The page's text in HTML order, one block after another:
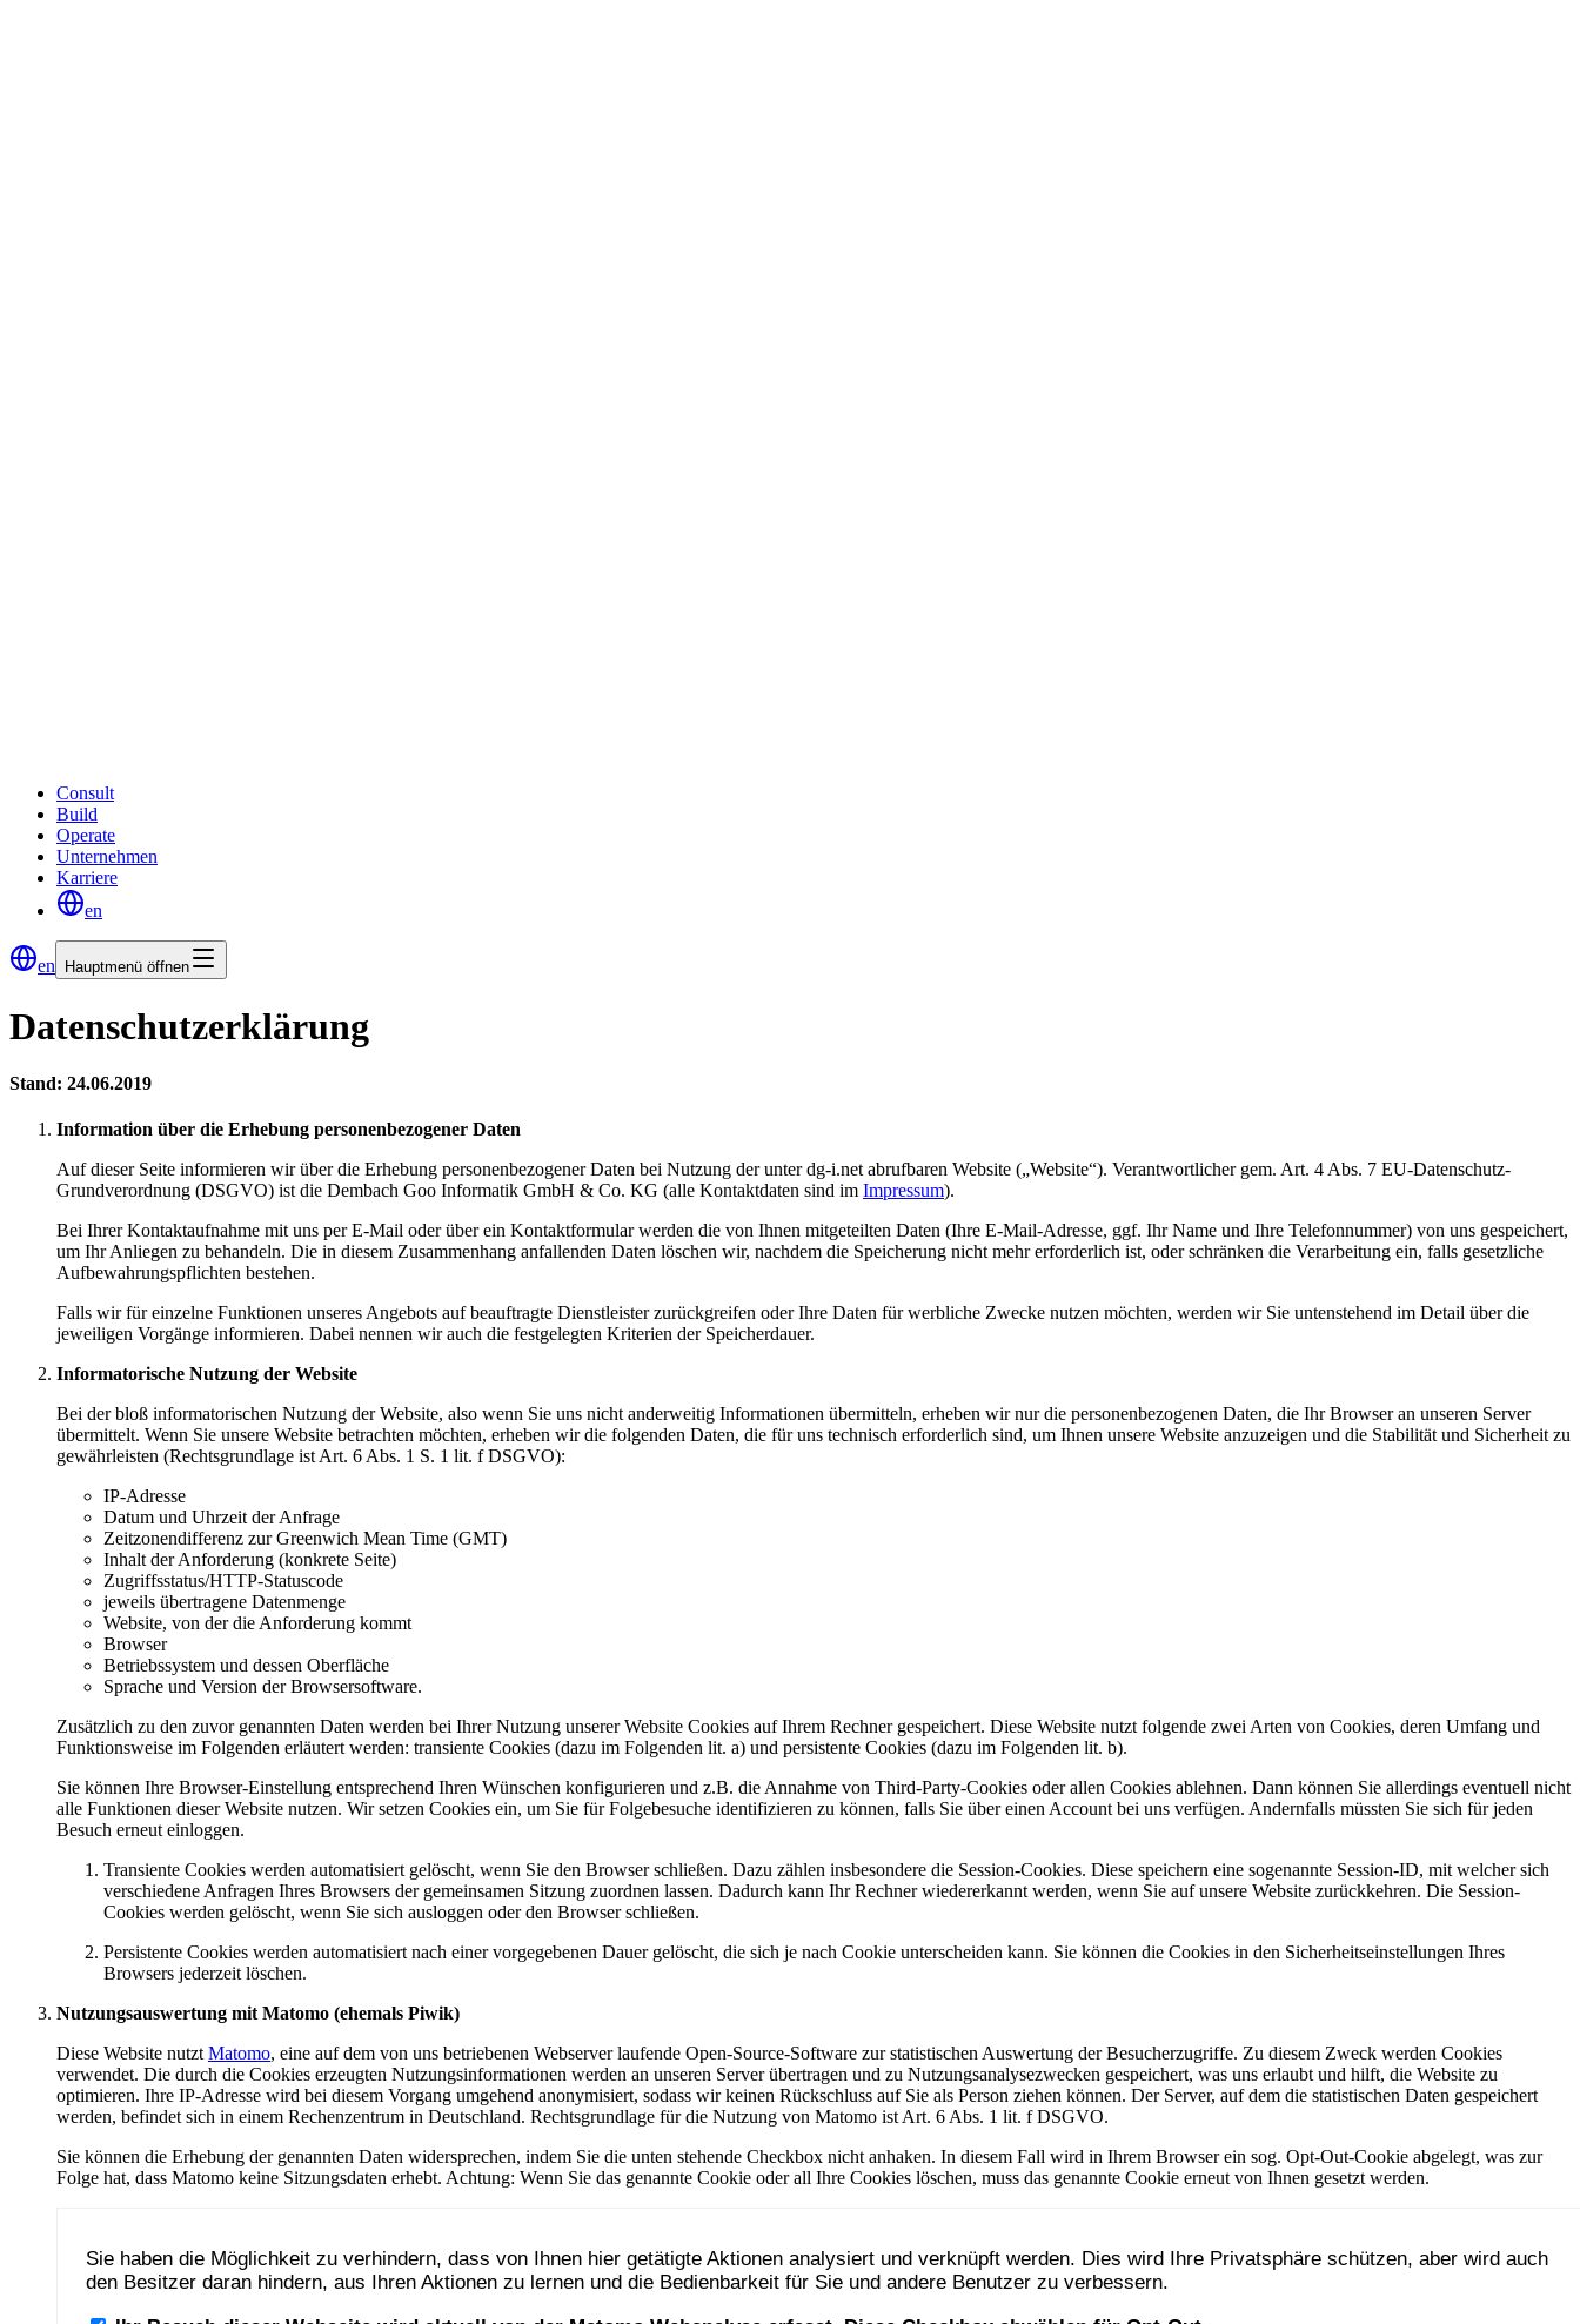
Consult
Build
Operate
Unternehmen
Karriere
en
en Hauptmenü öffnen
Datenschutz­erklärung
Stand: 24.06.2019
Information über die Erhebung personenbezogener Daten
Auf dieser Seite informieren wir über die Erhebung personenbezogener Daten bei Nutzung der unter dg-i.net abrufbaren Website („Website“). Verantwortlicher gem. Art. 4 Abs. 7 EU-Datenschutz-
Grundverordnung (DSGVO) ist die Dembach Goo Informatik GmbH & Co. KG (alle Kontaktdaten sind im Impressum).
Bei Ihrer Kontaktaufnahme mit uns per E-Mail oder über ein Kontaktformular werden die von Ihnen mitgeteilten Daten (Ihre E-Mail-Adresse, ggf. Ihr Name und Ihre Telefonnummer) von uns gespeichert,
um Ihr Anliegen zu behandeln. Die in diesem Zusammenhang anfallenden Daten löschen wir, nachdem die Speicherung nicht mehr erforderlich ist, oder schränken die Verarbeitung ein, falls gesetzliche
Aufbewahrungspflichten bestehen.
Falls wir für einzelne Funktionen unseres Angebots auf beauftragte Dienstleister zurückgreifen oder Ihre Daten für werbliche Zwecke nutzen möchten, werden wir Sie untenstehend im Detail über die
jeweiligen Vorgänge informieren. Dabei nennen wir auch die festgelegten Kriterien der Speicherdauer.
Informatorische Nutzung der Website
Bei der bloß informatorischen Nutzung der Website, also wenn Sie uns nicht anderweitig Informationen übermitteln, erheben wir nur die personenbezogenen Daten, die Ihr Browser an unseren Server
übermittelt. Wenn Sie unsere Website betrachten möchten, erheben wir die folgenden Daten, die für uns technisch erforderlich sind, um Ihnen unsere Website anzuzeigen und die Stabilität und Sicherheit zu
gewährleisten (Rechtsgrundlage ist Art. 6 Abs. 1 S. 1 lit. f DSGVO):
IP-Adresse
Datum und Uhrzeit der Anfrage
Zeitzonendifferenz zur Greenwich Mean Time (GMT)
Inhalt der Anforderung (konkrete Seite)
Zugriffsstatus/HTTP-Statuscode
jeweils übertragene Datenmenge
Website, von der die Anforderung kommt
Browser
Betriebssystem und dessen Oberfläche
Sprache und Version der Browsersoftware.
Zusätzlich zu den zuvor genannten Daten werden bei Ihrer Nutzung unserer Website Cookies auf Ihrem Rechner gespeichert. Diese Website nutzt folgende zwei Arten von Cookies, deren Umfang und
Funktionsweise im Folgenden erläutert werden: transiente Cookies (dazu im Folgenden lit. a) und persistente Cookies (dazu im Folgenden lit. b).
Sie können Ihre Browser-Einstellung entsprechend Ihren Wünschen konfigurieren und z.B. die Annahme von Third-Party-Cookies oder allen Cookies ablehnen. Dann können Sie allerdings eventuell nicht
alle Funktionen dieser Website nutzen. Wir setzen Cookies ein, um Sie für Folgebesuche identifizieren zu können, falls Sie über einen Account bei uns verfügen. Andernfalls müssten Sie sich für jeden
Besuch erneut einloggen.
Transiente Cookies werden automatisiert gelöscht, wenn Sie den Browser schließen. Dazu zählen insbesondere die Session-Cookies. Diese speichern eine sogenannte Session-ID, mit welcher sich
verschiedene Anfragen Ihres Browsers der gemeinsamen Sitzung zuordnen lassen. Dadurch kann Ihr Rechner wiedererkannt werden, wenn Sie auf unsere Website zurückkehren. Die Session-
Cookies werden gelöscht, wenn Sie sich ausloggen oder den Browser schließen.
Persistente Cookies werden automatisiert nach einer vorgegebenen Dauer gelöscht, die sich je nach Cookie unterscheiden kann. Sie können die Cookies in den Sicherheitseinstellungen Ihres
Browsers jederzeit löschen.
Nutzungsauswertung mit Matomo (ehemals Piwik)
Diese Website nutzt Matomo, eine auf dem von uns betriebenen Webserver laufende Open-Source-Software zur statistischen Auswertung der Besucherzugriffe. Zu diesem Zweck werden Cookies
verwendet. Die durch die Cookies erzeugten Nutzungsinformationen werden an unseren Server übertragen und zu Nutzungsanalysezwecken gespeichert, was uns erlaubt und hilft, die Website zu
optimieren. Ihre IP-Adresse wird bei diesem Vorgang umgehend anonymisiert, sodass wir keinen Rückschluss auf Sie als Person ziehen können. Der Server, auf dem die statistischen Daten gespeichert
werden, befindet sich in einem Rechenzentrum in Deutschland. Rechtsgrundlage für die Nutzung von Matomo ist Art. 6 Abs. 1 lit. f DSGVO.
Sie können die Erhebung der genannten Daten widersprechen, indem Sie die unten stehende Checkbox nicht anhaken. In diesem Fall wird in Ihrem Browser ein sog. Opt-Out-Cookie abgelegt, was zur
Folge hat, dass Matomo keine Sitzungsdaten erhebt. Achtung: Wenn Sie das genannte Cookie oder all Ihre Cookies löschen, muss das genannte Cookie erneut von Ihnen gesetzt werden.